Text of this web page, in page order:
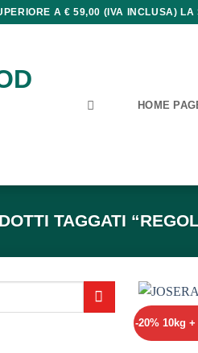
A € 59,00 (IVA INCLUSA) LA
HOME
TAGGATI
-20% 10kg